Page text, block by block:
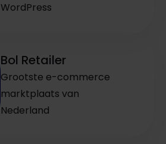
WordPress
Bol Retailer
Grootste e-commerce
marktplaats van
Nederland